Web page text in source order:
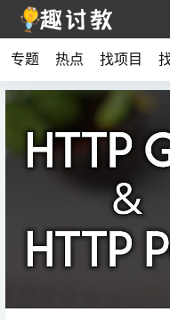
专题 热点 找项目